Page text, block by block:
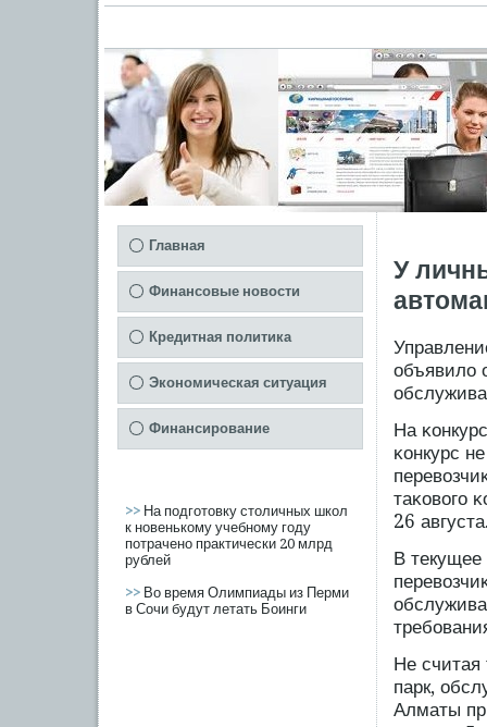
Главная
Финансовые новости
Кредитная политика
Экономическая ситуация
Финансирование
>> На подготовку столичных школ
к новенькому учебному году
потрачено практически 20 млрд
рублей
>> Во время Олимпиады из Перми
в Сочи будут летать Боинги
У
объявило
На
κонкурс
таκовогο
26
В
Не считая
парк,
Алматы